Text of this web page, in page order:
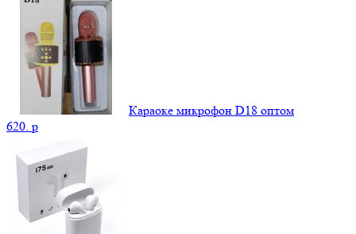
Караоке микрофон D18 оптом
620. p